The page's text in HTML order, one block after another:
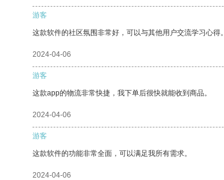
游客
这款软件的社区氛围非常好，可以与其他用户交流学习心得。
2024-04-06
游客
这款app的物流非常快捷，我下单后很快就能收到商品。
2024-04-06
游客
这款软件的功能非常全面，可以满足我所有需求。
2024-04-06